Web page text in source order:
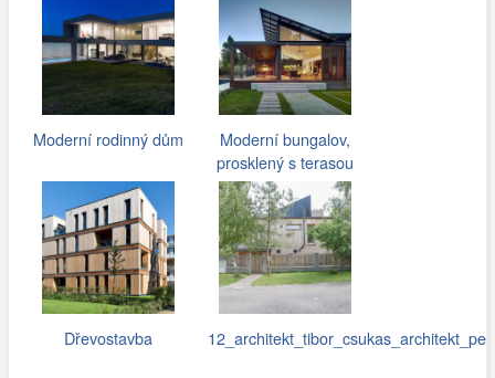
Moderní rodinný dům
Moderní bungalov,
prosklený s terasou
Dřevostavba